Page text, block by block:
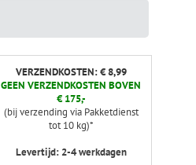
VERZENDKOSTEN: € 8,99
GEEN VERZENDKOSTEN BOVEN
€ 175,-
(bij verzending via Pakketdienst
tot 10 kg)*
Levertijd: 2-4 werkdagen